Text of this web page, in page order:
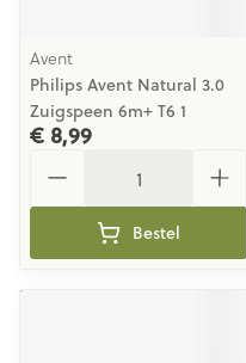
Avent
Philips Avent Natural 3.0
Zuigspeen 6m+ T6 1
€ 8,99
Bestel